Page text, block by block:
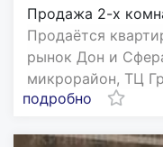
Продажа 2-х
Продаётся
рынок Дон и
микрорайон, ТЦ
подробно